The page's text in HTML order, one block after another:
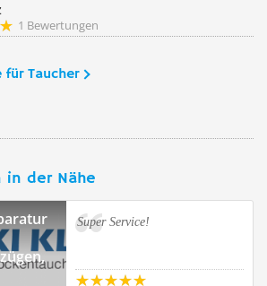
1 Bewertungen
für Taucher
in der Nähe
Super Service!